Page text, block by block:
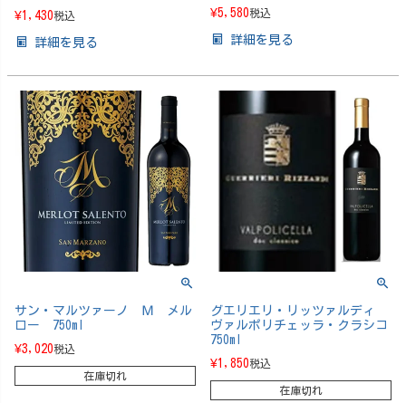
¥1,430税込
詳細を見る
¥5,580税込
詳細を見る
サン・マルツァーノ Ｍ メル
ロー 750ml
¥3,020税込
在庫切れ
グエリエリ・リッツァルディ
ヴァルポリチェッラ・クラシコ
750ml
¥1,850税込
在庫切れ